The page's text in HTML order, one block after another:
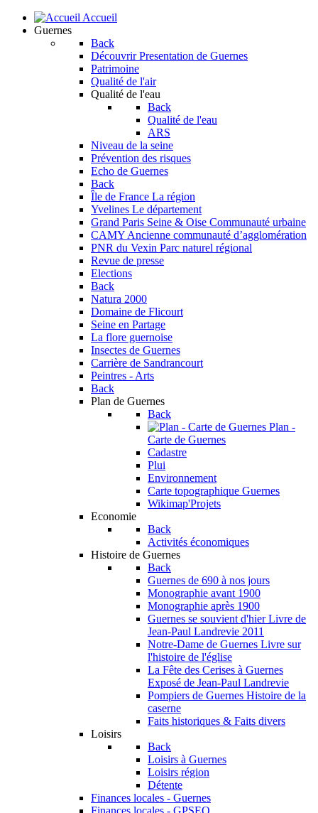
Accueil
Guernes
Back
Découvrir Presentation de Guernes
Patrimoine
Qualité de l'air
Qualité de l'eau
Back
Qualité de l'eau
ARS
Niveau de la seine
Prévention des risques
Echo de Guernes
Back
Île de France La région
Yvelines Le département
Grand Paris Seine & Oise Communauté urbaine
CAMY Ancienne communauté d’agglomération
PNR du Vexin Parc naturel régional
Revue de presse
Elections
Back
Natura 2000
Domaine de Flicourt
Seine en Partage
La flore guernoise
Insectes de Guernes
Carrière de Sandrancourt
Peintres - Arts
Back
Plan de Guernes
Back
Plan -
Carte de Guernes
Cadastre
Plui
Environnement
Carte topographique Guernes
Wikimap'Projets
Economie
Back
Activités économiques
Histoire de Guernes
Back
Guernes de 690 à nos jours
Monographie avant 1900
Monographie après 1900
Guernes se souvient d'hier Livre de
Jean-Paul Landrevie 2011
Notre-Dame de Guernes Livre sur
l'histoire de l'église
La Fête des Cerises à Guernes
Exposé de Jean-Paul Landrevie
Pompiers de Guernes Histoire de la
caserne
Faits historiques & Faits divers
Loisirs
Back
Loisirs à Guernes
Loisirs région
Détente
Finances locales - Guernes
Finances locales - GPSEO